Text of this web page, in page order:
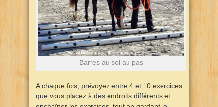
Barres au sol au pas
A chaque fois, prévoyez entre 4 et 10 exercices
que vous placez à des endroits différents et